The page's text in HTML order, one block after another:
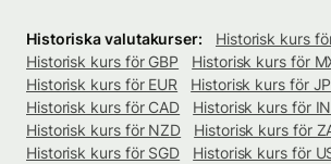
Historiska valutakurser:
Historisk kurs
Historisk kurs för GBP
Historisk kurs för
Historisk kurs för EUR
Historisk kurs för
Historisk kurs för CAD
Historisk kurs för
Historisk kurs för NZD
Historisk kurs för
Historisk kurs för SGD
Historisk kurs för